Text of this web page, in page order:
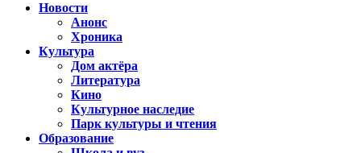
Новости
Анонс
Хроника
Культура
Дом актёра
Литература
Кино
Культурное наследие
Парк культуры и чтения
Образование